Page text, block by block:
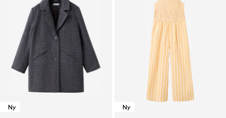
Ny Ny